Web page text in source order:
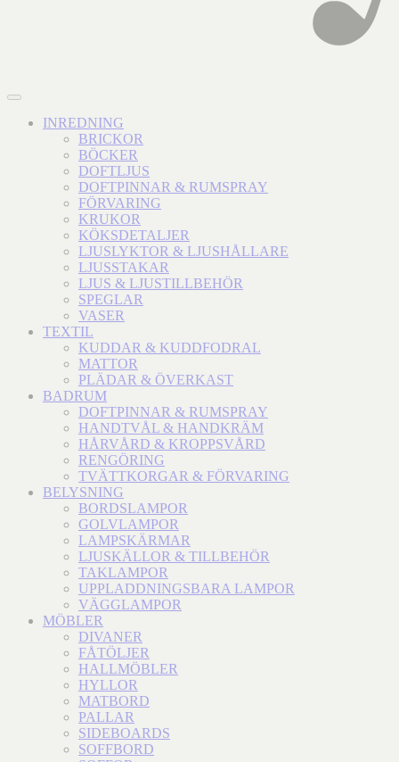
INREDNING
BRICKOR
BÖCKER
DOFTLJUS
DOFTPINNAR & RUMSPRAY
FÖRVARING
KRUKOR
KÖKSDETALJER
LJUSLYKTOR & LJUSHÅLLARE
LJUSSTAKAR
LJUS & LJUSTILLBEHÖR
SPEGLAR
VASER
TEXTIL
KUDDAR & KUDDFODRAL
MATTOR
PLÄDAR & ÖVERKAST
BADRUM
DOFTPINNAR & RUMSPRAY
HANDTVÅL & HANDKRÄM
HÅRVÅRD & KROPPSVÅRD
RENGÖRING
TVÄTTKORGAR & FÖRVARING
BELYSNING
BORDSLAMPOR
GOLVLAMPOR
LAMPSKÄRMAR
LJUSKÄLLOR & TILLBEHÖR
TAKLAMPOR
UPPLADDNINGSBARA LAMPOR
VÄGGLAMPOR
MÖBLER
DIVANER
FÅTÖLJER
HALLMÖBLER
HYLLOR
MATBORD
PALLAR
SIDEBOARDS
SOFFBORD